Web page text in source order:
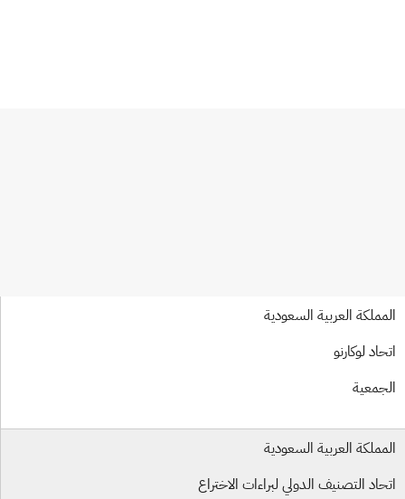
العربية السعودية
لوكارنو
العربية السعودية
التصنيف الدولي لبراءات الاختراع